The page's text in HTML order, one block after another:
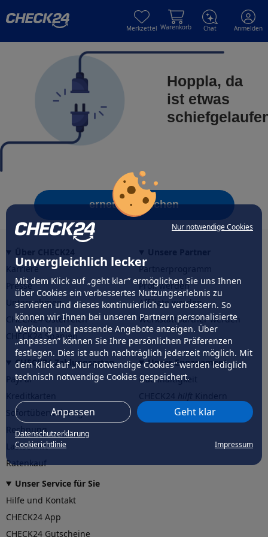
Nur notwendige Cookies
Unvergleichlich lecker
Mit dem Klick auf „geht klar” ermöglichen Sie uns Ihnen
über Cookies ein verbessertes Nutzungserlebnis zu
servieren und dieses kontinuierlich zu verbessern. So
können wir Ihnen bei unseren Partnern personalisierte
Werbung und passende Angebote anzeigen. Über
„anpassen” können Sie Ihre persönlichen Präferenzen
festlegen. Dies ist auch nachträglich jederzeit möglich. Mit
dem Klick auf „Nur notwendige Cookies” werden lediglich
technisch notwendige Cookies gespeichert.
Anpassen Geht klar
Datenschutzerklärung
Cookierichtlinie
Impressum
Merkzettel Warenkorb Chat Anmelden
Hoppla, da
ist etwas
erneut versuchen
Karriere
Presse
Unternehmen
CHECK24 Österreich
CHECK24 Spanien
Partnerprogramm
Profi werden
Affiliate werden
Werkstattpartner werden
CHECK24 Zahlungsarten
PayPal
Sofortüberweisung
Rechnung
Lastschrift
Ratenkauf
Unser Engagement
Nachhaltigkeit
CHECK24hilftder Natur
Unser Service für Sie
Hilfe und Kontakt
CHECK24 App
CHECK24 Gutscheine